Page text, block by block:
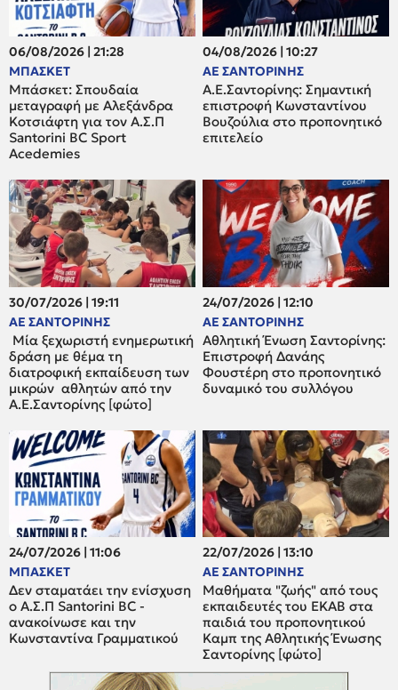
06/08/2026 | 21:28
ΜΠΑΣΚΕΤ
Μπάσκετ: Σπουδαία
μεταγραφή με Αλεξάνδρα
Κοτσιάφτη για τον A.Σ.Π
Santorini BC Sport
Acedemies
04/08/2026 | 10:27
ΑΕ ΣΑΝΤΟΡΙΝΗΣ
Α.Ε.Σαντορίνης: Σημαντική
επιστροφή Κωνσταντίνου
Βουζούλια στο προπονητικό
επιτελείο
30/07/2026 | 19:11
ΑΕ ΣΑΝΤΟΡΙΝΗΣ
Μία ξεχωριστή ενημερωτική
δράση με θέμα τη
διατροφική εκπαίδευση των
μικρών αθλητών από την
Α.Ε.Σαντορίνης [φώτο]
24/07/2026 | 12:10
ΑΕ ΣΑΝΤΟΡΙΝΗΣ
Αθλητική Ένωση Σαντορίνης:
Επιστροφή Δανάης
Φουστέρη στο προπονητικό
δυναμικό του συλλόγου
24/07/2026 | 11:06
ΜΠΑΣΚΕΤ
Δεν σταματάει την ενίσχυση
ο A.Σ.Π Santorini BC -
ανακοίνωσε και την
Κωνσταντίνα Γραμματικού
22/07/2026 | 13:10
ΑΕ ΣΑΝΤΟΡΙΝΗΣ
Μαθήματα "ζωής" από τους
εκπαιδευτές του ΕΚΑΒ στα
παιδιά του προπονητικού
Καμπ της Αθλητικής Ένωσης
Σαντορίνης [φώτο]